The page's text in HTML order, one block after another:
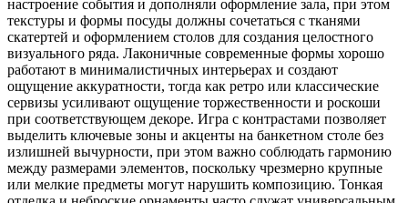
настроение события и дополняли оформление зала, при этом
текстуры и формы посуды должны сочетаться с тканями
скатертей и оформлением столов для создания целостного
визуального ряда. Лаконичные современные формы хорошо
работают в минималистичных интерьерах и создают
ощущение аккуратности, тогда как ретро или классические
сервизы усиливают ощущение торжественности и роскоши
при соответствующем декоре. Игра с контрастами позволяет
выделить ключевые зоны и акценты на банкетном столе без
излишней вычурности, при этом важно соблюдать гармонию
между размерами элементов, поскольку чрезмерно крупные
или мелкие предметы могут нарушить композицию. Тонкая